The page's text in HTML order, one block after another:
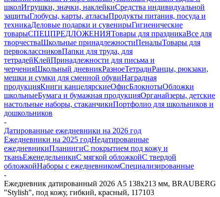
школИгрушки, значки, наклейкиСредства индивидуальной
защитыГлобусы, карты, атласыПродукты питания, посуда и
техникаДеловые подарки и сувенирыГигиенические
товарыСПЕЦПРЕДЛОЖЕНИЯТовары для праздникаВсе для
творчестваШкольные принадлежностиПеналыТовары для
первоклассниковПапки для труда, для
тетрадейКлейПринадлежности для письма и
черченияШкольный дневникРазноеТетрадиРанцы, рюкзаки,
мешки и сумки для сменной обувиНаградная
продукцияКниги канцелярскиеОфисБлокнотыОбложки
школьныеБумага и бумажная продукцияОрганайзеры, детские
настольные наборы, стаканчикиПортфолио для школьников и
дошкольников
-
Датированные ежедневники на 2026 год
Ежедневники на 2025 годНедатированные
ежедневникиПланингиС покрытием под кожу и
тканьЕженедельникиС мягкой обложкойС твердой
обложкойНаборы с ежедневникомСпециализированные
-
Ежедневник датированный 2026 А5 138x213 мм, BRAUBERG
"Stylish", под кожу, гибкий, красный, 117103